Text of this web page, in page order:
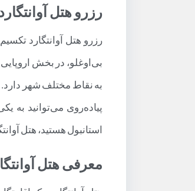
رزرو هتل
رزرو هتل آوانتگارد
بی‌اوغلو، در بخش
به نقاط مختلف شهر دارد.
پیاده‌روی می‌توانید به
استانبول هستید، هتل
معرفی هتل